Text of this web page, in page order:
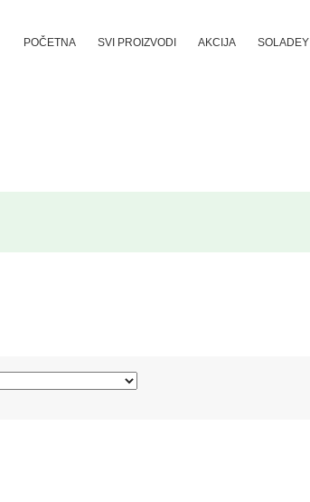
POČETNA SVI PROIZVODI AKCIJA SOLADEY